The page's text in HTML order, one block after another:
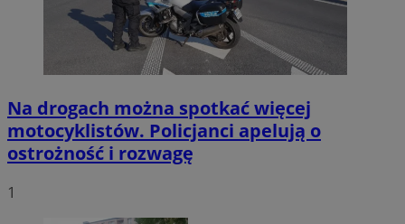
Na drogach można spotkać więcej
motocyklistów. Policjanci apelują o
ostrożność i rozwagę
1